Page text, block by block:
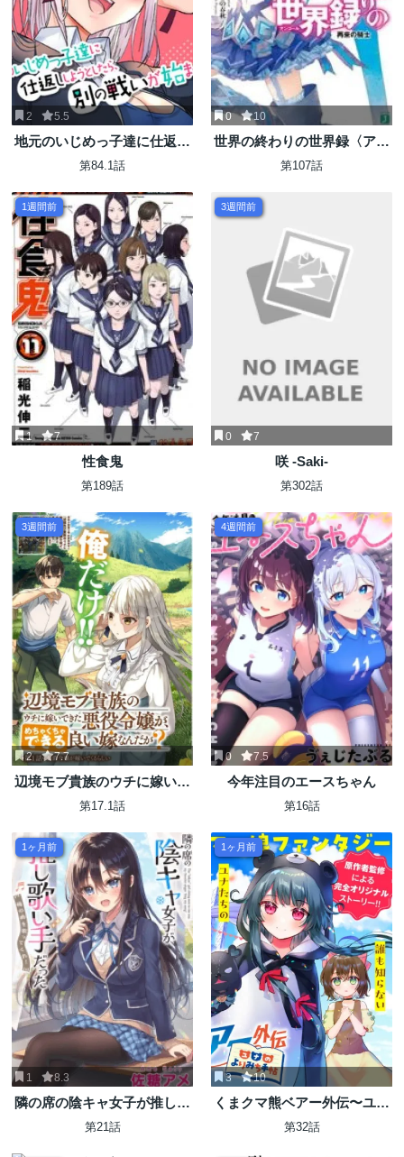
2 5.5
地元のいじめっ子達に仕返し
しようとしたら、別の戦いが
第84.1話
0 10
世界の終わりの世界録〈アン
コール〉
第107話
1週間前
1 7
性食鬼
第189話
3週間前
0 7
咲 -Saki-
第302話
3週間前
2 7.7
辺境モブ貴族のウチに嫁いで
きた悪役令嬢が、めちゃくち
第17.1話
4週間前
0 7.5
今年注目のエースちゃん
第16話
1ヶ月前
1 8.3
隣の席の陰キャ女子が推し歌
い手だった ～俺の曲を歌って
第21話
1ヶ月前
3 10
くまクマ熊ベアー外伝〜ユナ
のよりみち手帖〜
第32話